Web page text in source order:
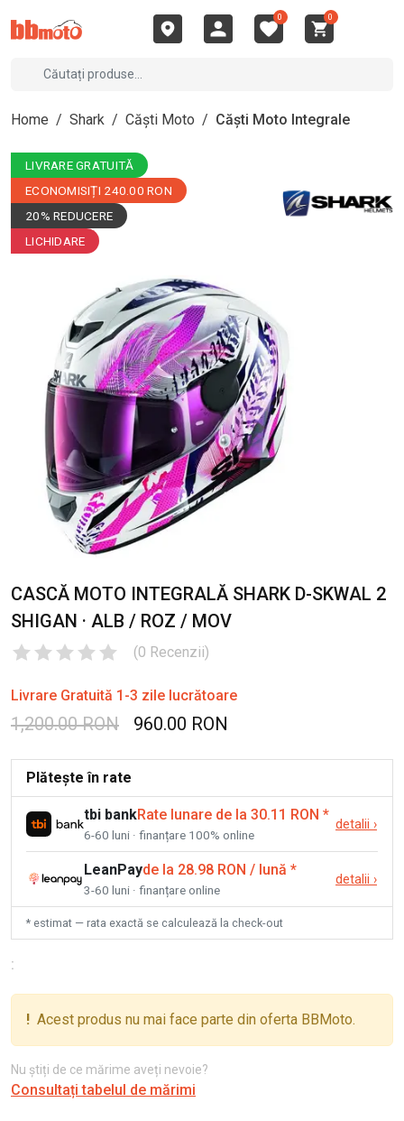
0 0
Home / Shark / Căști Moto / Căști Moto Integrale
LIVRARE GRATUITĂ
ECONOMISIȚI 240.00 RON
20% REDUCERE
LICHIDARE
CASCĂ MOTO INTEGRALĂ SHARK D-SKWAL 2
SHIGAN · ALB / ROZ / MOV
(0 Recenzii)
Livrare Gratuită 1-3 zile lucrătoare
1,200.00 RON 960.00 RON
Plătește în rate
tbi bankRate lunare de la 30.11 RON *
6-60 luni · finanțare 100% online
detalii ›
LeanPayde la 28.98 RON / lună *
3-60 luni · finanțare online
detalii ›
* estimat — rata exactă se calculează la check-out
:
! Acest produs nu mai face parte din oferta BBMoto.
Nu știți de ce mărime aveți nevoie?
Consultați tabelul de mărimi